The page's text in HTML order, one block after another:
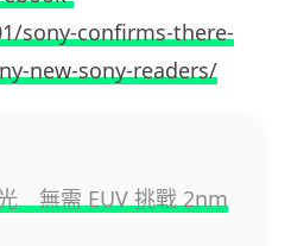
sony-confirms-there-
new-sony-readers/
無需 EUV 挑戰 2nm